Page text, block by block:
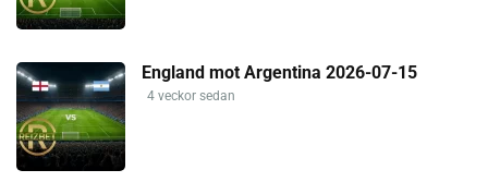
England mot Argentina 2026-07-15
4 veckor sedan